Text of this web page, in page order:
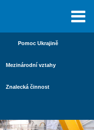
Pomoc Ukrajině
Mezinárodní vztahy
Znalecká činnost